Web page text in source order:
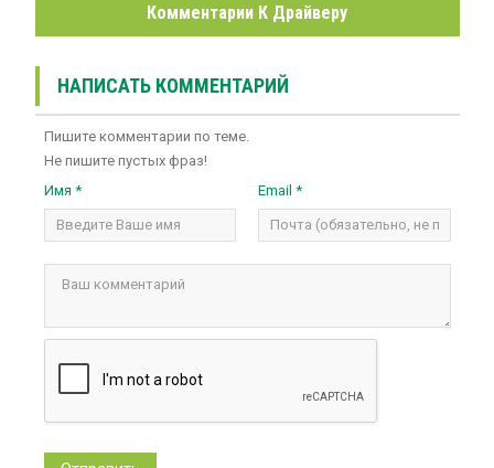
Комментарии К Драйверу
НАПИСАТЬ КОММЕНТАРИЙ
Пишите комментарии по теме.
Не пишите пустых фраз!
Имя *
Email *